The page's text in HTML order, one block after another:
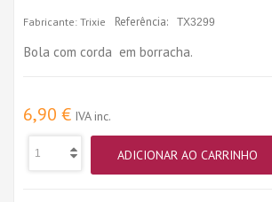
Fabricante: Trixie Referência: TX3299
Bola com corda em borracha.
6,90 € IVA inc.
ADICIONAR AO CARRINHO